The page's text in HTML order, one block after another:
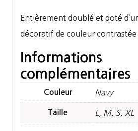
Entièrement doublé et doté
décoratif de couleur contrastée
Informations
complémentaires
Couleur Navy
Taille L, M, S, XL